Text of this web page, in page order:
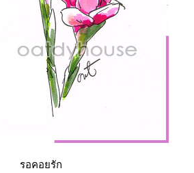
รอคอยรัก